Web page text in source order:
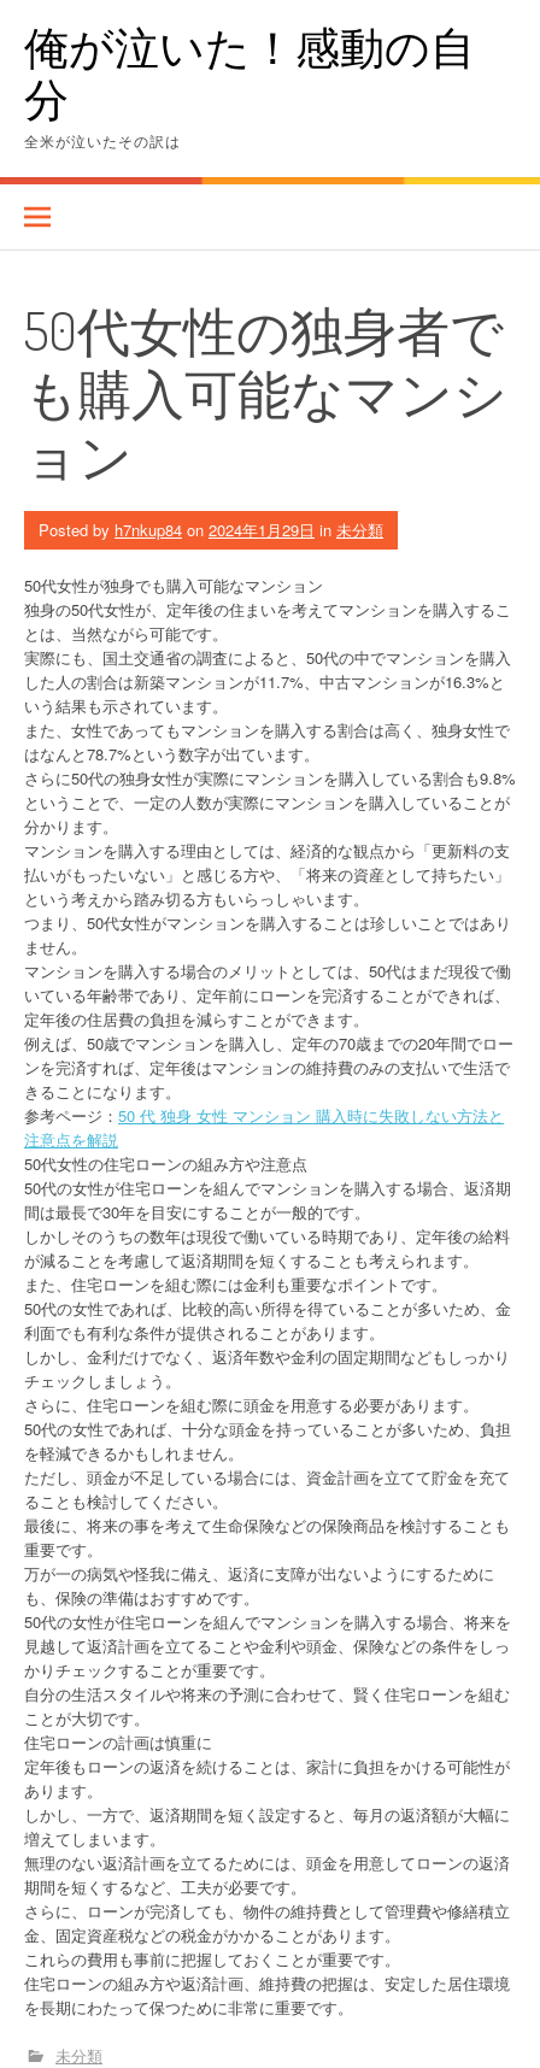
content俺が泣いた！感動の自
分
全米が泣いたその訳は
50代女性の独身者で
も購入可能なマンシ
ョン
Posted by h7nkup84 on 2024年1月29日 in 未分類
50代女性が独身でも購入可能なマンション
独身の50代女性が、定年後の住まいを考えてマンションを購入するこ
とは、当然ながら可能です。
実際にも、国土交通省の調査によると、50代の中でマンションを購入
した人の割合は新築マンションが11.7%、中古マンションが16.3%と
いう結果も示されています。
また、女性であってもマンションを購入する割合は高く、独身女性で
はなんと78.7%という数字が出ています。
さらに50代の独身女性が実際にマンションを購入している割合も9.8%
ということで、一定の人数が実際にマンションを購入していることが
分かります。
マンションを購入する理由としては、経済的な観点から「更新料の支
払いがもったいない」と感じる方や、「将来の資産として持ちたい」
という考えから踏み切る方もいらっしゃいます。
つまり、50代女性がマンションを購入することは珍しいことではあり
ません。
マンションを購入する場合のメリットとしては、50代はまだ現役で働
いている年齢帯であり、定年前にローンを完済することができれば、
定年後の住居費の負担を減らすことができます。
例えば、50歳でマンションを購入し、定年の70歳までの20年間でロー
ンを完済すれば、定年後はマンションの維持費のみの支払いで生活で
きることになります。
参考ページ： 50 代 独身 女性 マンション 購入時に失敗しない方法と
注意点を解説
50代女性の住宅ローンの組み方や注意点
50代の女性が住宅ローンを組んでマンションを購入する場合、返済期
間は最長で30年を目安にすることが一般的です。
しかしそのうちの数年は現役で働いている時期であり、定年後の給料
が減ることを考慮して返済期間を短くすることも考えられます。
また、住宅ローンを組む際には金利も重要なポイントです。
50代の女性であれば、比較的高い所得を得ていることが多いため、金
利面でも有利な条件が提供されることがあります。
しかし、金利だけでなく、返済年数や金利の固定期間などもしっかり
チェックしましょう。
さらに、住宅ローンを組む際に頭金を用意する必要があります。
50代の女性であれば、十分な頭金を持っていることが多いため、負担
を軽減できるかもしれません。
ただし、頭金が不足している場合には、資金計画を立てて貯金を充て
ることも検討してください。
最後に、将来の事を考えて生命保険などの保険商品を検討することも
重要です。
万が一の病気や怪我に備え、返済に支障が出ないようにするために
も、保険の準備はおすすめです。
50代の女性が住宅ローンを組んでマンションを購入する場合、将来を
見越して返済計画を立てることや金利や頭金、保険などの条件をしっ
かりチェックすることが重要です。
自分の生活スタイルや将来の予測に合わせて、賢く住宅ローンを組む
ことが大切です。
住宅ローンの計画は慎重に
定年後もローンの返済を続けることは、家計に負担をかける可能性が
あります。
しかし、一方で、返済期間を短く設定すると、毎月の返済額が大幅に
増えてしまいます。
無理のない返済計画を立てるためには、頭金を用意してローンの返済
期間を短くするなど、工夫が必要です。
さらに、ローンが完済しても、物件の維持費として管理費や修繕積立
金、固定資産税などの税金がかかることがあります。
これらの費用も事前に把握しておくことが重要です。
住宅ローンの組み方や返済計画、維持費の把握は、安定した居住環境
を長期にわたって保つために非常に重要です。
未分類